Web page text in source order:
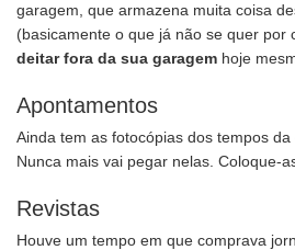
garagem, que armazena muita coisa
(basicamente o que já não se quer por
deitar fora da sua garagem hoje
Apontamentos
Ainda tem as fotocópias dos tempos
Nunca mais vai pegar nelas. Coloque-
Revistas
Houve um tempo em que comprava